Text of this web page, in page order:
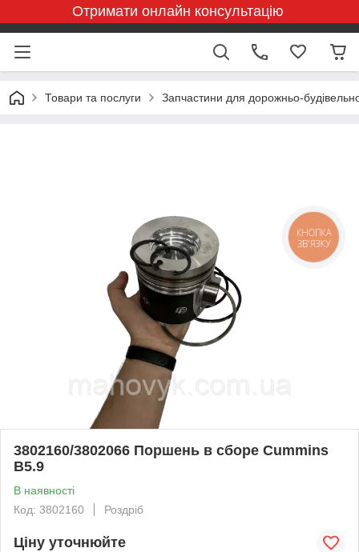
Отримати онлайн консультацію
Товари та послуги Запчастини для дорожньо-
3802160/3802066 Поршень в сборе Cummins
B5.9
В наявності
Код: 3802160
Роздріб
Ціну уточнюйте
КНОПКА
ЗВ'ЯЗКУ